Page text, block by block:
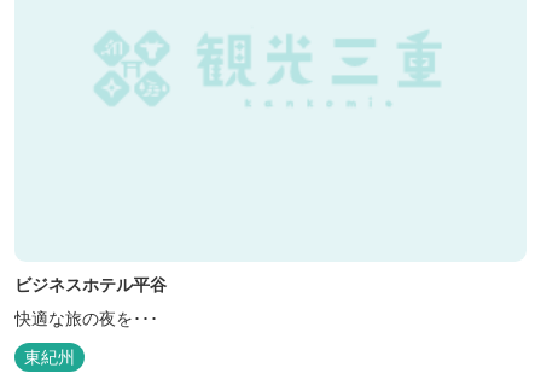
ビジネスホテル平谷
快適な旅の夜を･･･
東紀州